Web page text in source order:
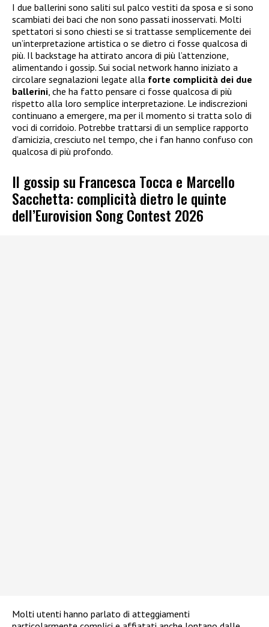
I due ballerini sono saliti sul palco vestiti da sposa e si sono
scambiati dei baci che non sono passati inosservati. Molti
spettatori si sono chiesti se si trattasse semplicemente dei
un’interpretazione artistica o se dietro ci fosse qualcosa di
più. Il backstage ha attirato ancora di più l’attenzione,
alimentando i gossip. Sui social network hanno iniziato a
circolare segnalazioni legate alla forte complicità dei due
ballerini , che ha fatto pensare ci fosse qualcosa di più
rispetto alla loro semplice interpretazione. Le indiscrezioni
continuano a emergere, ma per il momento si tratta solo di
voci di corridoio. Potrebbe trattarsi di un semplice rapporto
d’amicizia, cresciuto nel tempo, che i fan hanno confuso con
qualcosa di più profondo.
Il gossip su Francesca Tocca e Marcello
Sacchetta: complicità dietro le quinte
dell’Eurovision Song Contest 2026
Molti utenti hanno parlato di atteggiamenti